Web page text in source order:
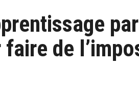
par
de